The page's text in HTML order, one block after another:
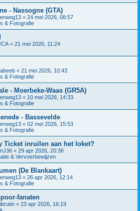
- Nassogne (GTA)
« 24 mei 2026, 08:57
& Fotografie
« 21 mei 2026, 11:24
« 21 mei 2026, 10:43
& Fotografie
- Moerbeke-Waas (GR5A)
« 10 mei 2026, 14:33
& Fotografie
- Bassevelde
« 02 mei 2026, 15:53
& Fotografie
Ticket inruilen aan het loket?
« 29 apr 2026, 20:36
& Vervoerbewijzen
(De Blankaart)
« 26 apr 2026, 12:14
& Fotografie
fanaten
« 23 apr 2026, 16:19